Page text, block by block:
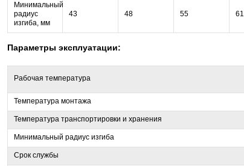
Минимальный
радиус
изгиба, мм
43 48 55 61
Параметры эксплуатации:
Рабочая температура
Температура монтажа
Температура транспортировки и хранения
Минимальный радиус изгиба
Срок службы